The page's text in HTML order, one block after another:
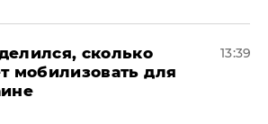
сколько
мобилизовать для
13:39